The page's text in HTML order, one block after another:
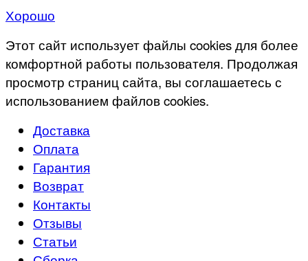
Хорошо
Этот сайт использует файлы cookies для более
комфортной работы пользователя. Продолжая
просмотр страниц сайта, вы соглашаетесь с
использованием файлов cookies.
Доставка
Оплата
Гарантия
Возврат
Контакты
Отзывы
Статьи